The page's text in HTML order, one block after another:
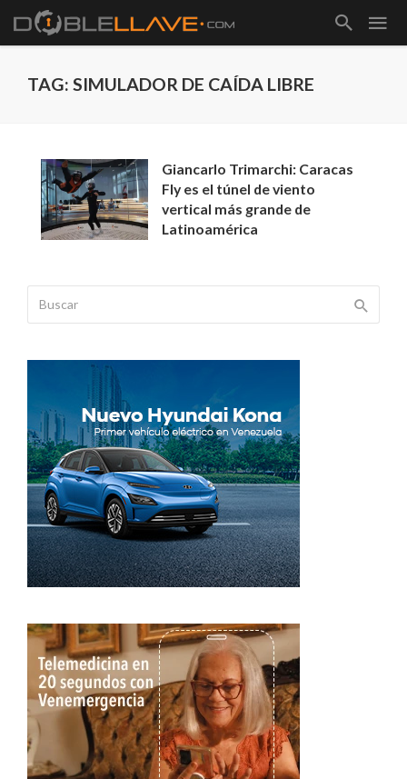
TAG: SIMULADOR DE CAÍDA LIBRE
Giancarlo Trimarchi: Caracas
Fly es el túnel de viento
vertical más grande de
Latinoamérica